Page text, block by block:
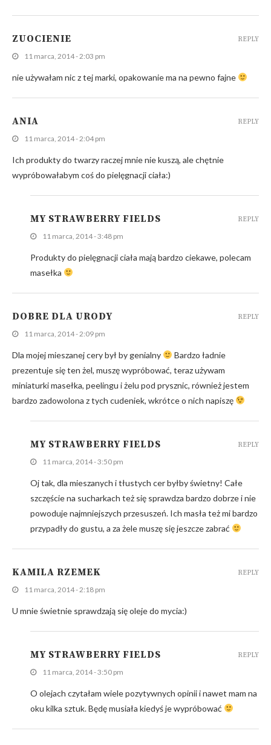
ZUOCIENIE
11 marca, 2014 - 2:03 pm
nie używałam nic z tej marki, opakowanie ma na pewno fajne
REPLY
ANIA
11 marca, 2014 - 2:04 pm
Ich produkty do twarzy raczej mnie nie kuszą, ale chętnie
wypróbowałabym coś do pielęgnacji ciała:)
REPLY
MY STRAWBERRY FIELDS
11 marca, 2014 - 3:48 pm
Produkty do pielęgnacji ciała mają bardzo ciekawe, polecam
masełka
REPLY
DOBRE DLA URODY
11 marca, 2014 - 2:09 pm
Dla mojej mieszanej cery był by genialny
Bardzo ładnie
prezentuje się ten żel, muszę wypróbować, teraz używam
miniaturki masełka, peelingu i żelu pod prysznic, również jestem
bardzo zadowolona z tych cudeniek, wkrótce o nich napiszę
REPLY
MY STRAWBERRY FIELDS
11 marca, 2014 - 3:50 pm
Oj tak, dla mieszanych i tłustych cer byłby świetny! Całe
szczęście na sucharkach też się sprawdza bardzo dobrze i nie
powoduje najmniejszych przesuszeń. Ich masła też mi bardzo
przypadły do gustu, a za żele muszę się jeszcze zabrać
REPLY
KAMILA RZEMEK
11 marca, 2014 - 2:18 pm
U mnie świetnie sprawdzają się oleje do mycia:)
REPLY
MY STRAWBERRY FIELDS
11 marca, 2014 - 3:50 pm
O olejach czytałam wiele pozytywnych opinii i nawet mam na
oku kilka sztuk. Będę musiała kiedyś je wypróbować
REPLY